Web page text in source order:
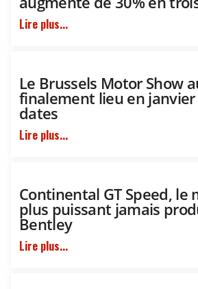
Lire plus...
Le Brussels Motor Show
finalement lieu en janvier
dates
Lire plus...
Continental GT Speed, le
plus puissant jamais
Bentley
Lire plus...